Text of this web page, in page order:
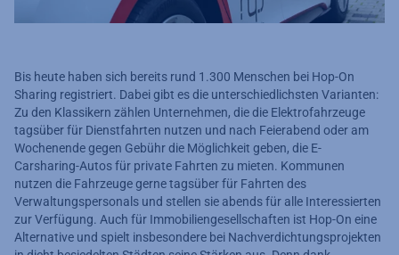
Bis heute haben sich bereits rund 1.300 Menschen bei Hop-On
Sharing registriert. Dabei gibt es die unterschiedlichsten Varianten:
Zu den Klassikern zählen Unternehmen, die die Elektrofahrzeuge
tagsüber für Dienstfahrten nutzen und nach Feierabend oder am
Wochenende gegen Gebühr die Möglichkeit geben, die E-
Carsharing-Autos für private Fahrten zu mieten. Kommunen
nutzen die Fahrzeuge gerne tagsüber für Fahrten des
Verwaltungspersonals und stellen sie abends für alle Interessierten
zur Verfügung. Auch für Immobiliengesellschaften ist Hop-On eine
Alternative und spielt insbesondere bei Nachverdichtungsprojekten